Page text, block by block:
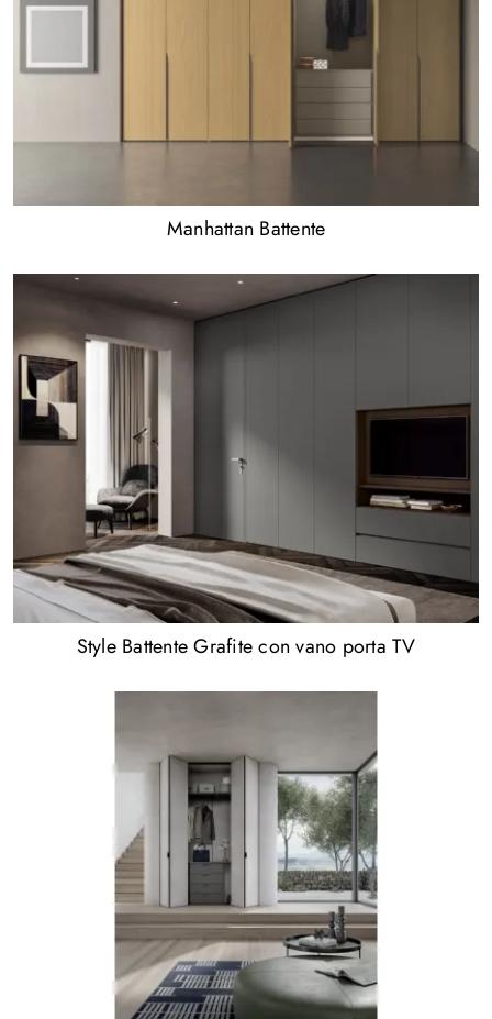
Manhattan Battente
Style Battente Grafite con vano porta TV